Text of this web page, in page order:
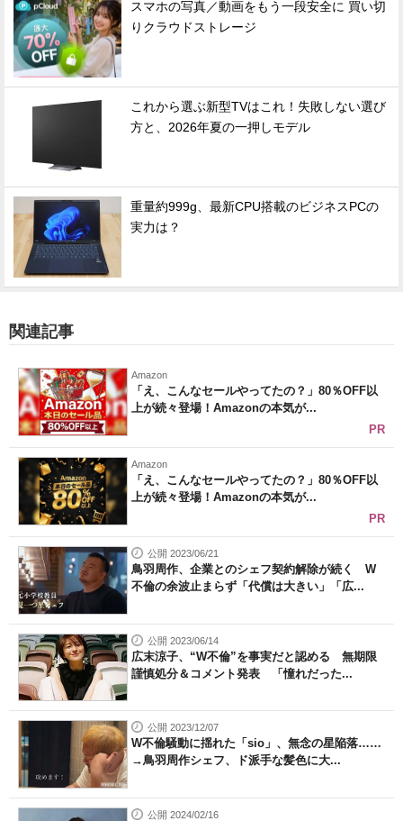
スマホの写真／動画をもう一段安全に 買い切
りクラウドストレージ
これから選ぶ新型TVはこれ！失敗しない選び
方と、2026年夏の一押しモデル
重量約999g、最新CPU搭載のビジネスPCの
実力は？
関連記事
Amazon
「え、こんなセールやってたの？」80％OFF以
上が続々登場！Amazonの本気が...
PR
Amazon
「え、こんなセールやってたの？」80％OFF以
上が続々登場！Amazonの本気が...
PR
公開 2023/06/21
鳥羽周作、企業とのシェフ契約解除が続く W
不倫の余波止まらず「代償は大きい」「広...
公開 2023/06/14
広末涼子、“W不倫”を事実だと認める 無期限
謹慎処分＆コメント発表 「憧れだった...
公開 2023/12/07
W不倫騒動に揺れた「sio」、無念の星陥落……
→鳥羽周作シェフ、ド派手な髪色に大...
公開 2024/02/16